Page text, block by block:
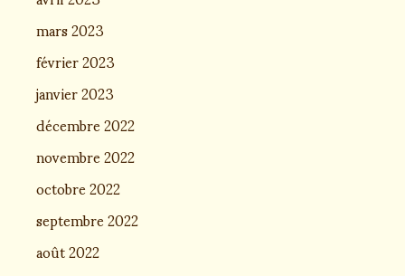
mars 2023
février 2023
janvier 2023
décembre 2022
novembre 2022
octobre 2022
septembre 2022
août 2022